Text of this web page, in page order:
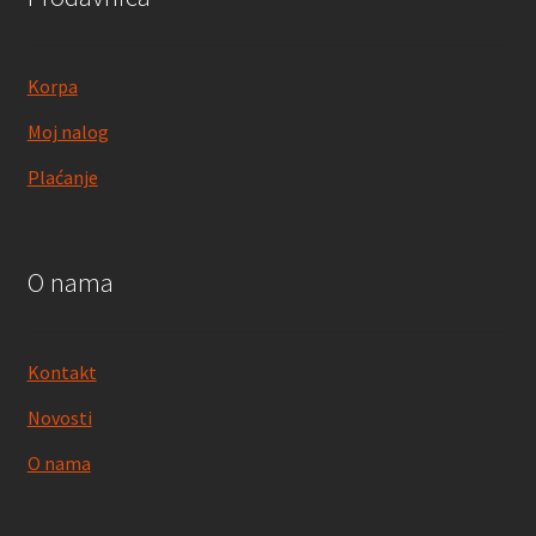
Korpa
Moj nalog
Plaćanje
O nama
Kontakt
Novosti
O nama